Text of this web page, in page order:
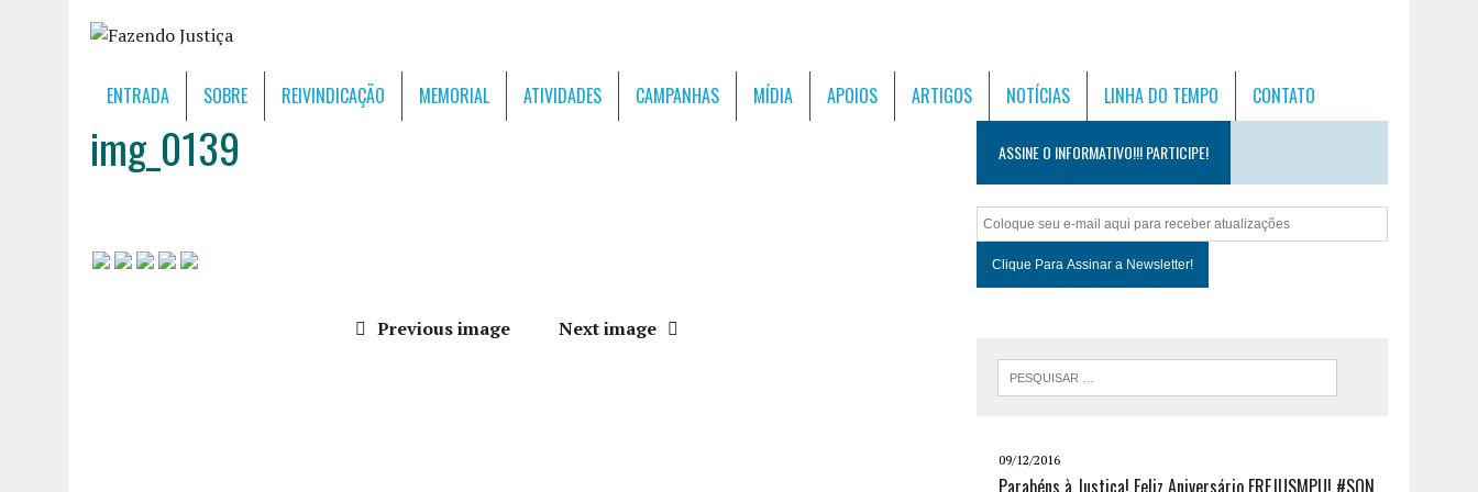
ENTRADA SOBRE REIVINDICAÇÃO MEMORIAL ATIVIDADES CAMPANHAS MÍDIA APOIOS ARTIGOS NOTÍCIAS LINHA DO TEMPO CONTATO
img_0139
Previous image Next image
ASSINE O INFORMATIVO!!! PARTICIPE!
09/12/2016